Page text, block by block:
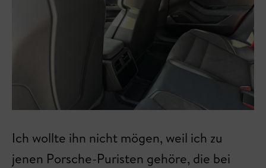
Ich wollte ihn nicht mögen, weil ich zu
jenen Porsche-Puristen gehöre, die bei